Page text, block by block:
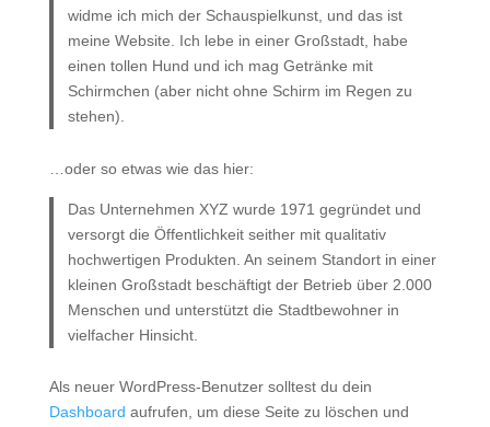
widme ich mich der Schauspielkunst, und das ist
meine Website. Ich lebe in einer Großstadt, habe
einen tollen Hund und ich mag Getränke mit
Schirmchen (aber nicht ohne Schirm im Regen zu
stehen).
…oder so etwas wie das hier:
Das Unternehmen XYZ wurde 1971 gegründet und
versorgt die Öffentlichkeit seither mit qualitativ
hochwertigen Produkten. An seinem Standort in einer
kleinen Großstadt beschäftigt der Betrieb über 2.000
Menschen und unterstützt die Stadtbewohner in
vielfacher Hinsicht.
Als neuer WordPress-Benutzer solltest du dein
Dashboard aufrufen, um diese Seite zu löschen und